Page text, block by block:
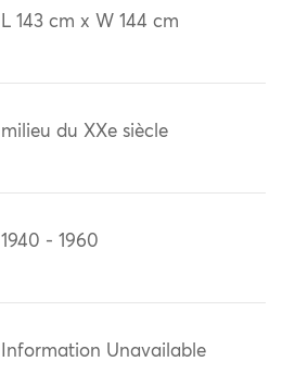
L 143 cm x W 144 cm
milieu du XXe siècle
1940 - 1960
Information Unavailable